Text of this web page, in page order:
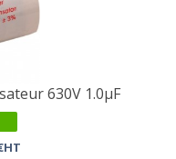
630V 1.0µF